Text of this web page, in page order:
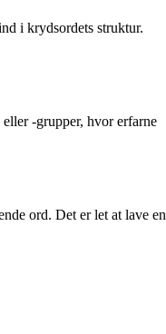
i krydsordets struktur.
-grupper, hvor erfarne
ord. Det er let at lave en